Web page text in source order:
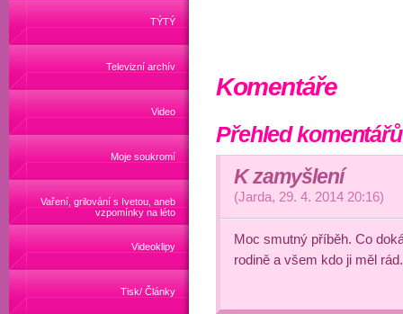
TÝTÝ
Televizní archív
Video
Moje soukromí
Vaření, grilování s Ivetou, aneb
vzpomínky na léto
Videoklipy
Tisk/ Články
Komentáře
Přehled komentářů
K zamyšlení
(Jarda, 29. 4. 2014 20:16)
Moc smutný příběh. Co
rodině a všem kdo ji měl rád.